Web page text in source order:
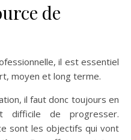
de
il est essentiel
moyen et long terme.
il faut donc toujours en
difficile de progresser.
sont les objectifs qui vont